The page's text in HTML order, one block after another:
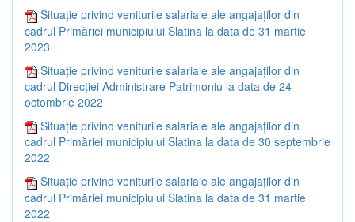
Situație privind veniturile salariale ale angajaților din
cadrul Primăriei municipiului Slatina la data de 31 martie
2023
Situație privind veniturile salariale ale angajaților din
cadrul Direcției Administrare Patrimoniu la data de 24
octombrie 2022
Situație privind veniturile salariale ale angajaților din
cadrul Primăriei municipiului Slatina la data de 30 septembrie
2022
Situație privind veniturile salariale ale angajaților din
cadrul Primăriei municipiului Slatina la data de 31 martie
2022